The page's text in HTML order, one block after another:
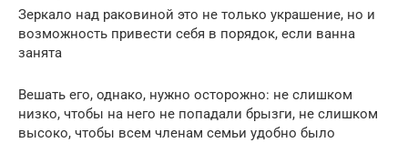
Зеркало над раковиной это не только украшение, но и
возможность привести себя в порядок, если ванна
занята
Вешать его, однако, нужно осторожно: не слишком
низко, чтобы на него не попадали брызги, не слишком
высоко, чтобы всем членам семьи удобно было